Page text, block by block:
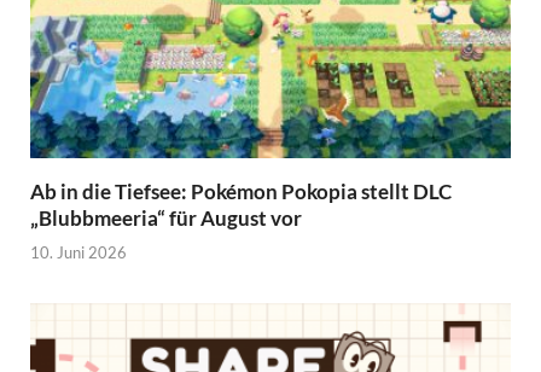
Ab in die Tiefsee: Pokémon Pokopia stellt DLC
„Blubbmeeria“ für August vor
10. Juni 2026